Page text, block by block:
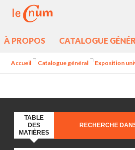
À PROPOS CATALOGUE
Accueil Catalogue général Exposition
TABLE
DES
MATIÈRES
RECHERCHE